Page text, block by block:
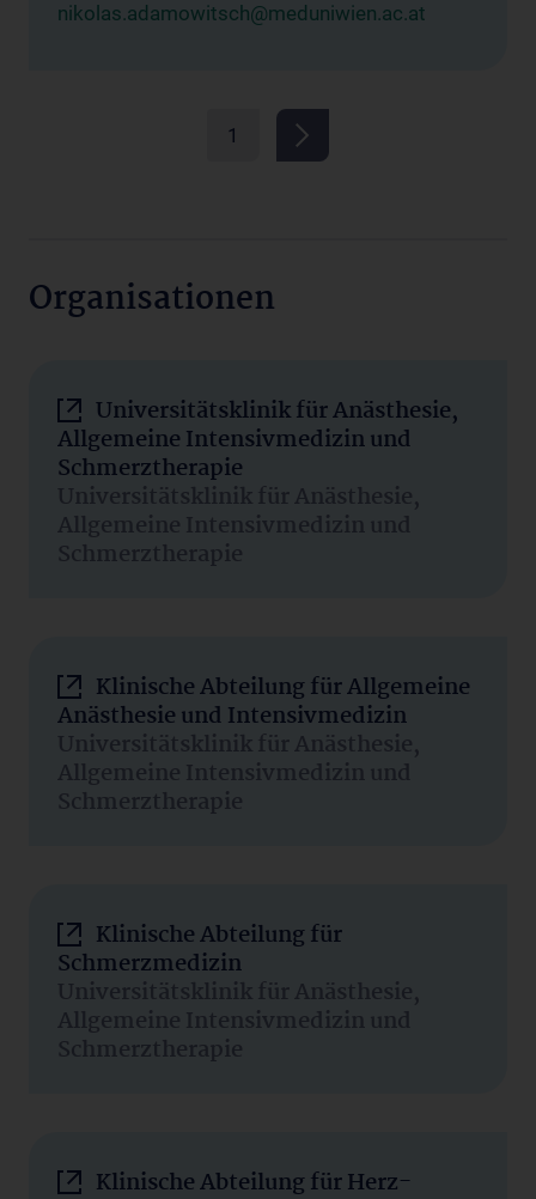
nikolas.adamowitsch@meduniwien.ac.at
1
Organisationen
Universitätsklinik für Anästhesie,
Allgemeine Intensivmedizin und
Schmerztherapie
Universitätsklinik für Anästhesie,
Allgemeine Intensivmedizin und
Schmerztherapie
Klinische Abteilung für Allgemeine
Anästhesie und Intensivmedizin
Universitätsklinik für Anästhesie,
Allgemeine Intensivmedizin und
Schmerztherapie
Klinische Abteilung für
Schmerzmedizin
Universitätsklinik für Anästhesie,
Allgemeine Intensivmedizin und
Schmerztherapie
Klinische Abteilung für Herz-